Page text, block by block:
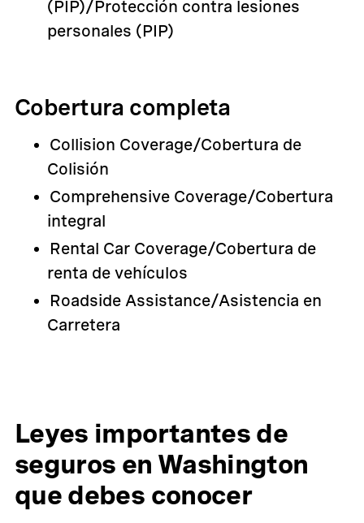
(PIP)/Protección contra lesiones
personales (PIP)
Cobertura completa
Collision Coverage/Cobertura de
Colisión
Comprehensive Coverage/Cobertura
integral
Rental Car Coverage/Cobertura de
renta de vehículos
Roadside Assistance/Asistencia en
Carretera
Leyes importantes de
seguros en Washington
que debes conocer